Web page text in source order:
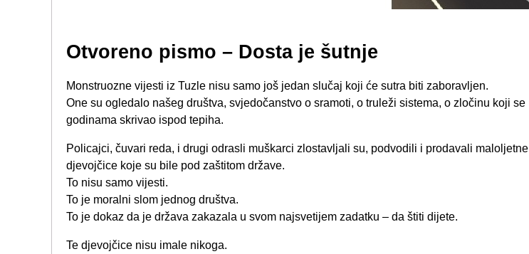
Otvoreno pismo – Dosta je šutnje
Monstruozne vijesti iz Tuzle nisu samo još jedan slučaj koji će sutra biti zaboravljen.
One su ogledalo našeg društva, svjedočanstvo o sramoti, o truleži sistema, o zločinu koji se
godinama skrivao ispod tepiha.
Policajci, čuvari reda, i drugi odrasli muškarci zlostavljali su, podvodili i prodavali maloljetne
djevojčice koje su bile pod zaštitom države.
To nisu samo vijesti.
To je moralni slom jednog društva.
To je dokaz da je država zakazala u svom najsvetijem zadatku – da štiti dijete.
Te djevojčice nisu imale nikoga.